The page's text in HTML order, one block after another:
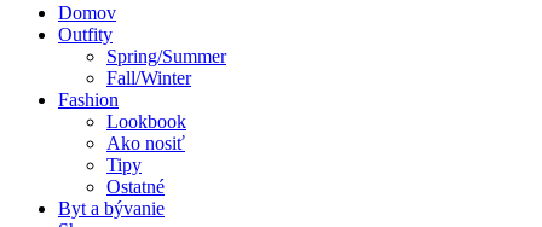
Domov
Outfity
Spring/Summer
Fall/Winter
Fashion
Lookbook
Ako nosiť
Tipy
Ostatné
Byt a bývanie